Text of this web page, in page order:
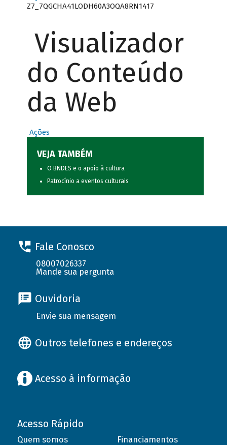
Z7_7QGCHA41LODH60A3OQA8RN1417
Visualizador
do Conteúdo
da Web
Ações
VEJA TAMBÉM
O BNDES e o apoio à cultura
Patrocínio a eventos culturais
Fale Conosco
08007026337
Mande sua pergunta
Ouvidoria
Envie sua mensagem
Outros telefones e endereços
Acesso à informação
Acesso Rápido
Quem somos
Financiamentos